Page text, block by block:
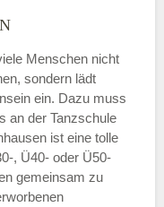
Menschen nicht
sondern lädt
ein. Dazu muss
an der Tanzschule
ist eine tolle
, Ü40- oder Ü50-
gemeinsam zu